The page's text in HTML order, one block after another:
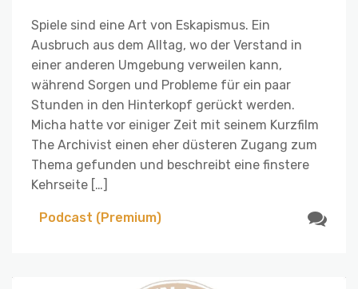
Spiele sind eine Art von Eskapismus. Ein
Ausbruch aus dem Alltag, wo der Verstand in
einer anderen Umgebung verweilen kann,
während Sorgen und Probleme für ein paar
Stunden in den Hinterkopf gerückt werden.
Micha hatte vor einiger Zeit mit seinem Kurzfilm
The Archivist einen eher düsteren Zugang zum
Thema gefunden und beschreibt eine finstere
Kehrseite […]
Podcast (Premium)